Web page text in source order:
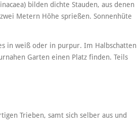
bilden dichte Stauden, aus denen
Metern Höhe sprießen. Sonnenhüte
in weiß oder in purpur. Im Halbschatten
Garten einen Platz finden. Teils
Trieben, samt sich selber aus und